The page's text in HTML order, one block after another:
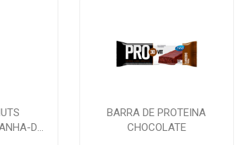
DE-
BARRA DE PROTEINA
CHOCOLATE